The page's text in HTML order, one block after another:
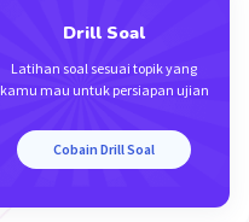
Drill Soal
Latihan soal sesuai topik yang
kamu mau untuk persiapan ujian
Cobain Drill Soal